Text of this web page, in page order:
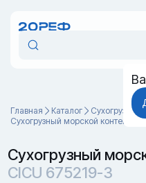
Главная Каталог
Cухогрузные
Сухогрузный морской контейнер
Сухогрузный
CICU 675219-3